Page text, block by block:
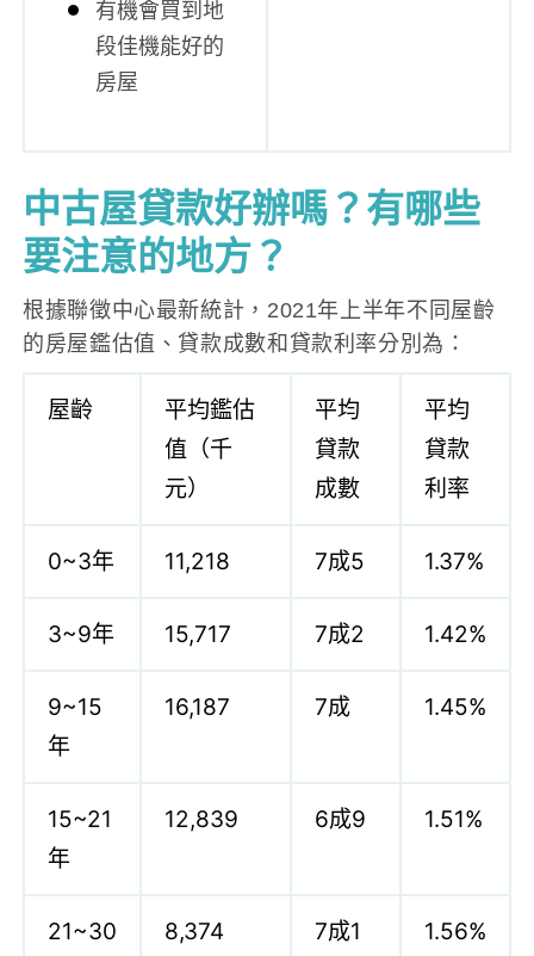
有機會買到地
段佳機能好的
房屋
中古屋貸款好辦嗎？有哪些
要注意的地方？
根據聯徵中心最新統計，2021年上半年不同屋齡
的房屋鑑估值、貸款成數和貸款利率分別為：
屋齡
平均鑑估
值（千
元）
平均
貸款
成數
平均
貸款
利率
0~3年 11,218 7成5 1.37%
3~9年 15,717 7成2 1.42%
9~15
年
16,187 7成 1.45%
15~21
年
12,839 6成9 1.51%
21~30
8,374 7成1 1.56%